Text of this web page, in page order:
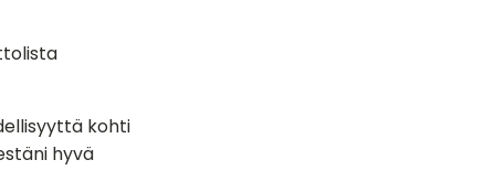
kohti
hyvä